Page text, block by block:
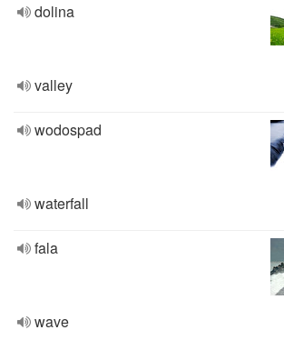
dolina
valley
wodospad
waterfall
fala
wave